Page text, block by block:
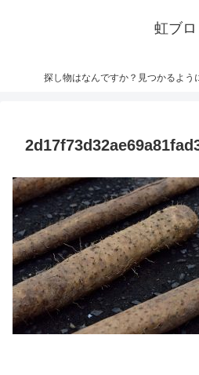
虹ブロ
探し物はなんですか？見つかるよう